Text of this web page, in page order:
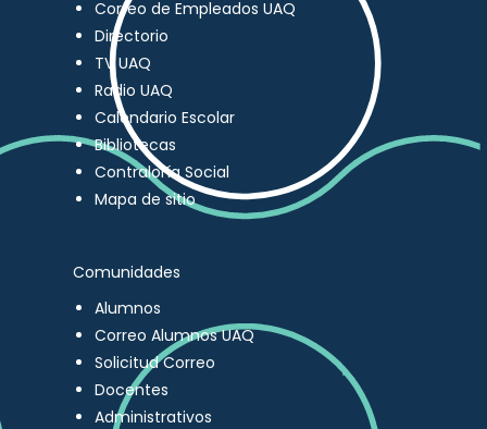
Correo de Empleados UAQ
Directorio
TV UAQ
Radio UAQ
Calendario Escolar
Bibliotecas
Contraloría Social
Mapa de sitio
Comunidades
Alumnos
Correo Alumnos UAQ
Solicitud Correo
Docentes
Administrativos